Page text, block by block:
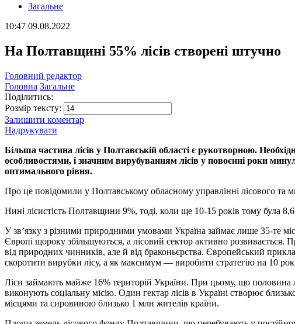
Загальне
10:47 09.08.2022
На Полтавщині 55% лісів створені штучно
Головний редактор
Головна Загальне
Поділитись:
Розмір тексту:
Залишити коментар
Надрукувати
Більша частина лісів у Полтавській області є рукотворною.
особливостями, і значним вирубуванням лісів у повоєнні роки
оптимального рівня.
Про це повідомили у Полтавському обласному управлінні лісового та
Нині лісистість Полтавщини 9%, тоді, коли ще 10-15 років тому була 8,6
У зв’язку з різними природними умовами Україна займає лише 35-те
Європі щороку збільшуються, а лісовий сектор активно розвивається.
від природних чинників, але й від браконьєрства. Європейський
скоротити вирубки лісу, а як максимум — виробити стратегію на 10
Ліси займають майже 16% територій України. При цьому, що половина
виконують соціальну місію. Один гектар лісів в Україні створює
місцями та сировиною близько 1 млн жителів країни.